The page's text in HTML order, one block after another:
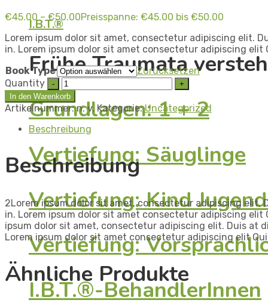
I.B.T.®
Frühe Traumata
Grundlagen: 1 + 2
Vertiefung: Säuglinge
Vertiefung: Kind
Vertiefung:
I.B.T.®-BehandlerInnen
€45.00 – €50.00Preisspanne: €45.00 bis €50.00
Lorem ipsum dolor sit amet, consectetur adipiscing elit.
in. Lorem ipsum dolor sit amet consectetur adipiscing
Book Type
Zurücksetzen
Quantity
In den Warenkorb
Artikelnummer:n. v. Kategorie:Uncategorized
Beschreibung
Beschreibung
2Lorem ipsum dolor sit amet, consectetur adipiscing elit.
in. Lorem ipsum dolor sit amet consectetur adipiscing
ipsum dolor sit amet, consectetur adipiscing elit. Duis at
Lorem ipsum dolor sit amet consectetur adipiscing elit
Ähnliche Produkte